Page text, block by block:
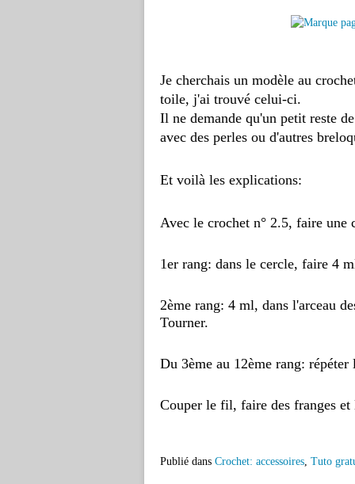
Je cherchais un modèle au
toile, j'ai trouvé celui-ci.
Il ne demande qu'un petit reste
avec des perles ou d'autres
Et voilà les explications:
Avec le crochet n° 2.5, faire une
1er rang: dans le cercle, faire 4
2ème rang: 4 ml, dans l'arceau
Tourner.
Du 3ème au 12ème rang: répéter
Couper le fil, faire des franges
Publié dans Crochet: accessoires, Tuto